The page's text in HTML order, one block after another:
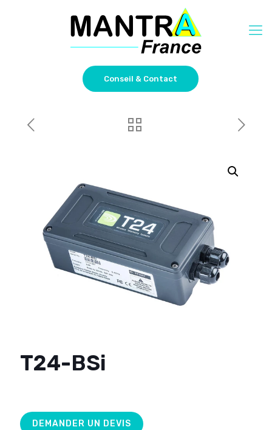
Conseil & Contact
T24-BSi
DEMANDER UN DEVIS